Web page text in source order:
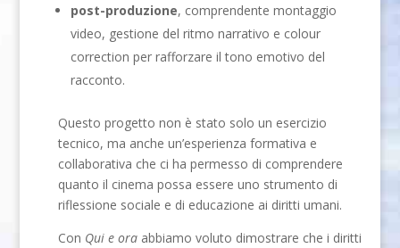
post-produzione, comprendente montaggio
video, gestione del ritmo narrativo e colour
correction per rafforzare il tono emotivo del
racconto.
Questo progetto non è stato solo un esercizio
tecnico, ma anche un’esperienza formativa e
collaborativa che ci ha permesso di comprendere
quanto il cinema possa essere uno strumento di
riflessione sociale e di educazione ai diritti umani.
Con Qui e ora abbiamo voluto dimostrare che i diritti